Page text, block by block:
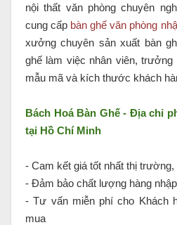
nội thất văn phòng chuyên
cung cấp bàn ghế văn phòng
xưởng chuyên sản xuất bàn
ghế làm việc nhân viên, trưởng
mẫu mã và kích thước khách
Bách Hoá Bàn Ghế - Địa chỉ
tại Hồ Chí Minh
- Cam kết giá tốt nhất thị
- Đảm bảo chất lượng hàng
- Tư vấn miễn phí cho Khách
mua